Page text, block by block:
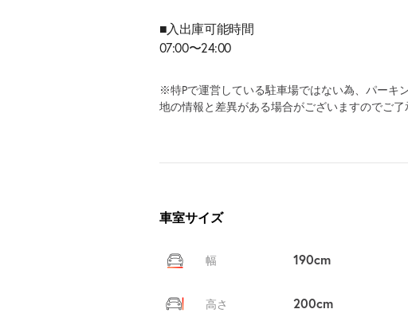
■入出庫可能時間
07:00〜24:00
※特Pで運営している駐車場ではない為、パーキ
地の情報と差異がある場合がございますのでご了
車室サイズ
幅 190cm
高さ 200cm